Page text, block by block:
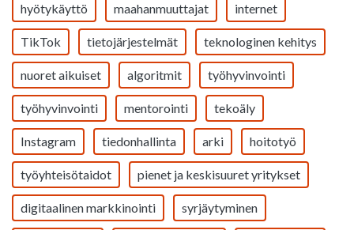
hyötykäyttö maahanmuuttajat internet
TikTok tietojärjestelmät teknologinen kehitys
nuoret aikuiset algoritmit työhyvinvointi
työhyvinvointi mentorointi tekoäly
Instagram tiedonhallinta arki hoitotyö
työyhteisötaidot pienet ja keskisuuret yritykset
digitaalinen markkinointi syrjäytyminen